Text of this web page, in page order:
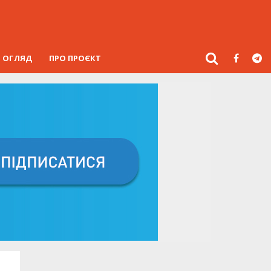
ОГЛЯД ПРО ПРОЄКТ